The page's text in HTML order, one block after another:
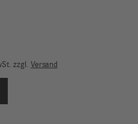
zzgl.Versand